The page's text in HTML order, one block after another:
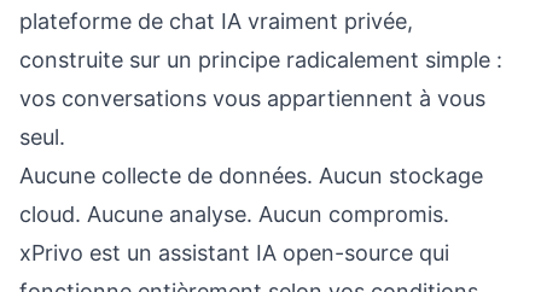
plateforme de chat IA vraiment privée,
construite sur un principe radicalement simple :
vos conversations vous appartiennent à vous
seul.
Aucune collecte de données. Aucun stockage
cloud. Aucune analyse. Aucun compromis.
xPrivo est un assistant IA open-source qui